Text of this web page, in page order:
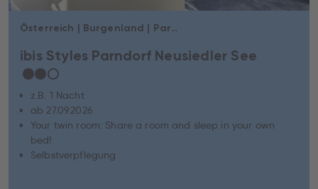
Österreich | Burgenland | Parndorf
ibis Styles Parndorf Neusiedler See
★★☆
z.B. 1 Nacht
ab 27.09.2026
Your twin room: Share a room and sleep in your own
bed!
Selbstverpflegung